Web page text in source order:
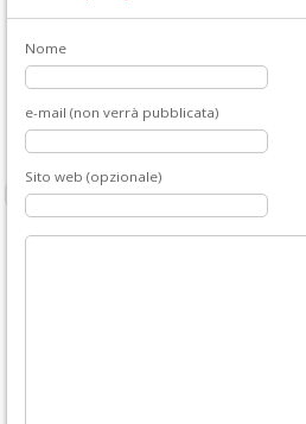
Nome
e-mail (non verrà pubblicata)
Sito web (opzionale)